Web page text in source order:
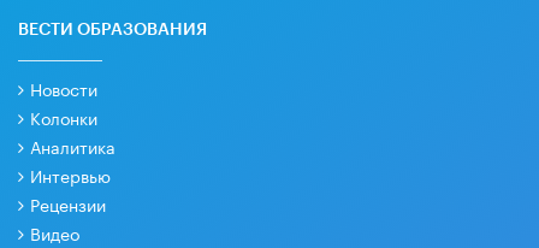
ВЕСТИ ОБРАЗОВАНИЯ
Новости
Колонки
Аналитика
Интервью
Рецензии
Видео